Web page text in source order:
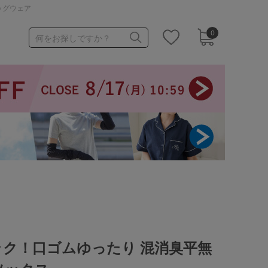
ウェア
0
何をお探しですか？
1,000～1,999円
3,000～3,999円
！口ゴムゆったり 混消臭平無